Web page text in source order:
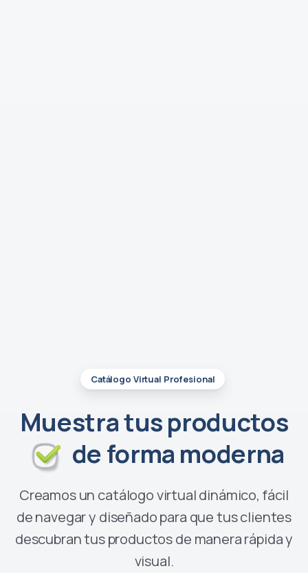
Catálogo Virtual Profesional
Muestra tus productos
de forma moderna
Creamos un catálogo virtual dinámico, fácil
de navegar y diseñado para que tus clientes
descubran tus productos de manera rápida y
visual.